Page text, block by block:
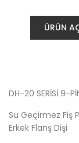
ÜRÜN
DH-20 SERİSİ 9-
Su Geçirmez Fiş
Erkek Flanş Dişi